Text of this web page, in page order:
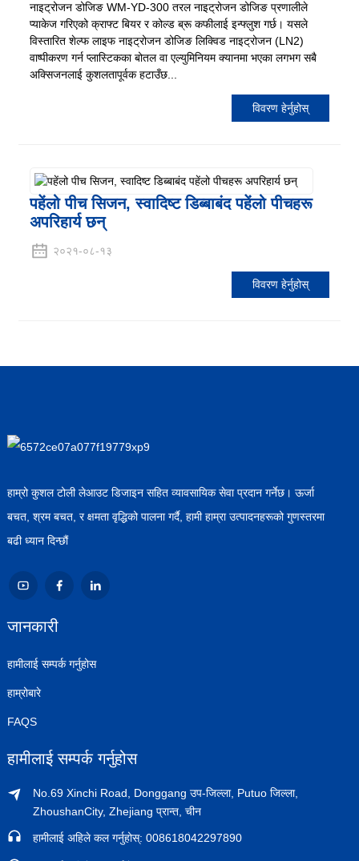
नाइट्रोजन डोजिङ WM-YD-300 तरल नाइट्रोजन डोजिङ प्रणालीले
प्याकेज गरिएको क्राफ्ट बियर र कोल्ड ब्रू कफीलाई इन्फ्लुश गर्छ। यसले
विस्तारित शेल्फ लाइफ नाइट्रोजन डोजिङ लिक्विड नाइट्रोजन (LN2)
वाष्पीकरण गर्न प्लास्टिकका बोतल वा एल्युमिनियम क्यानमा भएका लगभग सबै
अक्सिजनलाई कुशलतापूर्वक हटाउँछ...
विवरण हेर्नुहोस्
पहेंलो पीच सिजन, स्वादिष्ट डिब्बाबंद पहेंलो पीचहरू
अपरिहार्य छन्
२०२१-०८-१३
विवरण हेर्नुहोस्
हाम्रो कुशल टोली लेआउट डिजाइन सहित व्यावसायिक सेवा प्रदान गर्नेछ। ऊर्जा
बचत, श्रम बचत, र क्षमता वृद्धिको पालना गर्दै, हामी हाम्रा उत्पादनहरूको गुणस्तरमा
बढी ध्यान दिन्छौं
जानकारी
हामीलाई सम्पर्क गर्नुहोस
हाम्रोबारे
FAQS
हामीलाई सम्पर्क गर्नुहोस
No.69 Xinchi Road, Donggang उप-जिल्ला, Putuo जिल्ला,
ZhoushanCity, Zhejiang प्रान्त, चीन
हामीलाई अहिले कल गर्नुहोस्: 008618042297890